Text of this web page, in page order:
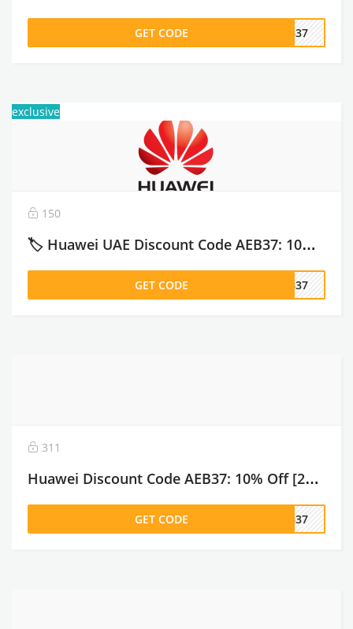
GET CODE EB37
exclusive
150
🏷️ Huawei UAE Discount Code AEB37: 10% Off Official Store – 2026
GET CODE EB37
311
Huawei Discount Code AEB37: 10% Off [2026]
GET CODE EB37